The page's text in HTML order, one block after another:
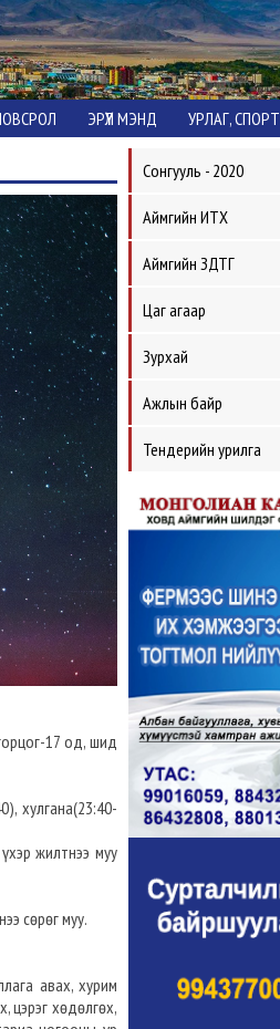
ЭРҮҮЛ МЭНД УРЛАГ, СПОРТ
17 од, шид
хулгана(23:40-
жилтнээ муу
сөрөг муу.
авах, хурим
цэрэг хөдөлгөх,
Сонгууль - 2020
Аймгийн ИТХ
Аймгийн ЗДТГ
Цаг агаар
Зурхай
Ажлын байр
Тендерийн урилга